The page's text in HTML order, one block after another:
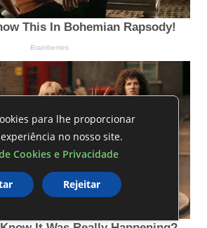
para lhe proporcionar
no nosso site.
Cookies e Privacidade
Rejeitar